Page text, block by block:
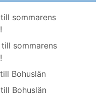
sommarens
sommarens
Bohuslän
Bohuslän